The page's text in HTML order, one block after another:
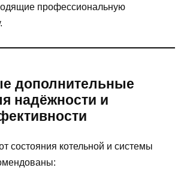
профессиональную
дополнительные
надёжности и
состояния котельной и системы